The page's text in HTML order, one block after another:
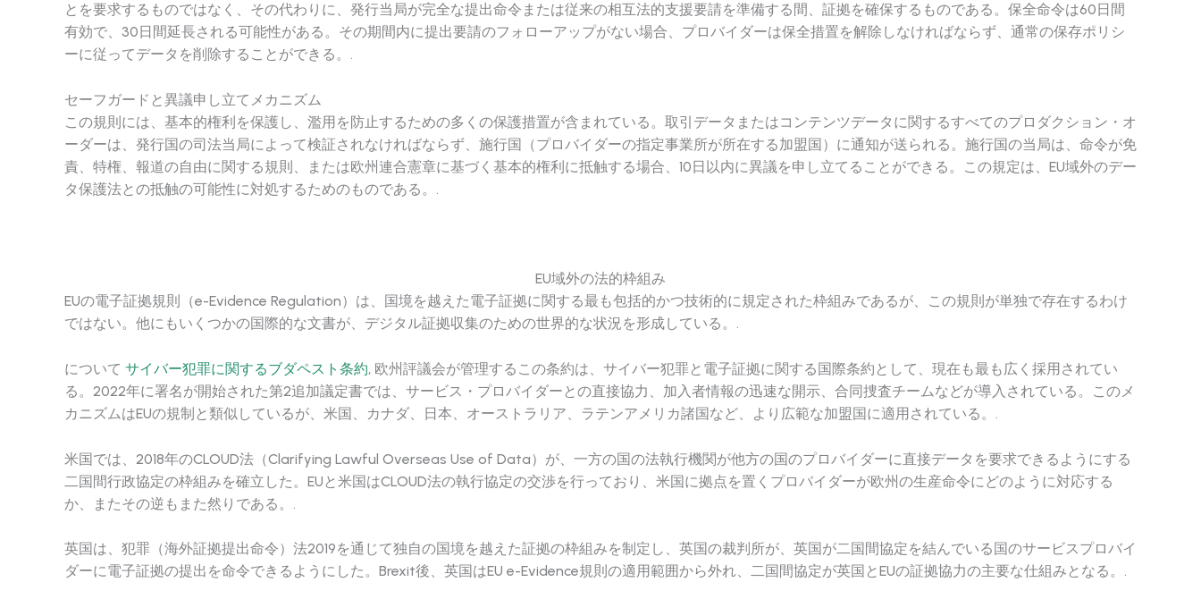
とを要求するものではなく、その代わりに、発行当局が完全な提出命令または従来の相互法的支援要請を準備する間、証拠を確保するものである。保全命令は60日間
有効で、30日間延長される可能性がある。その期間内に提出要請のフォローアップがない場合、プロバイダーは保全措置を解除しなければならず、通常の保存ポリシ
ーに従ってデータを削除することができる。.
セーフガードと異議申し立てメカニズム
この規則には、基本的権利を保護し、濫用を防止するための多くの保護措置が含まれている。取引データまたはコンテンツデータに関するすべてのプロダクション・オ
ーダーは、発行国の司法当局によって検証されなければならず、施行国（プロバイダーの指定事業所が所在する加盟国）に通知が送られる。施行国の当局は、命令が免
責、特権、報道の自由に関する規則、または欧州連合憲章に基づく基本的権利に抵触する場合、10日以内に異議を申し立てることができる。この規定は、EU域外のデー
タ保護法との抵触の可能性に対処するためのものである。.
EU域外の法的枠組み
EUの電子証拠規則（e-Evidence Regulation）は、国境を越えた電子証拠に関する最も包括的かつ技術的に規定された枠組みであるが、この規則が単独で存在するわけ
ではない。他にもいくつかの国際的な文書が、デジタル証拠収集のための世界的な状況を形成している。.
について サイバー犯罪に関するブダペスト条約, 欧州評議会が管理するこの条約は、サイバー犯罪と電子証拠に関する国際条約として、現在も最も広く採用されてい
る。2022年に署名が開始された第2追加議定書では、サービス・プロバイダーとの直接協力、加入者情報の迅速な開示、合同捜査チームなどが導入されている。このメ
カニズムはEUの規制と類似しているが、米国、カナダ、日本、オーストラリア、ラテンアメリカ諸国など、より広範な加盟国に適用されている。.
米国では、2018年のCLOUD法（Clarifying Lawful Overseas Use of Data）が、一方の国の法執行機関が他方の国のプロバイダーに直接データを要求できるようにする
二国間行政協定の枠組みを確立した。EUと米国はCLOUD法の執行協定の交渉を行っており、米国に拠点を置くプロバイダーが欧州の生産命令にどのように対応する
か、またその逆もまた然りである。.
英国は、犯罪（海外証拠提出命令）法2019を通じて独自の国境を越えた証拠の枠組みを制定し、英国の裁判所が、英国が二国間協定を結んでいる国のサービスプロバイ
ダーに電子証拠の提出を命令できるようにした。Brexit後、英国はEU e-Evidence規則の適用範囲から外れ、二国間協定が英国とEUの証拠協力の主要な仕組みとなる。.